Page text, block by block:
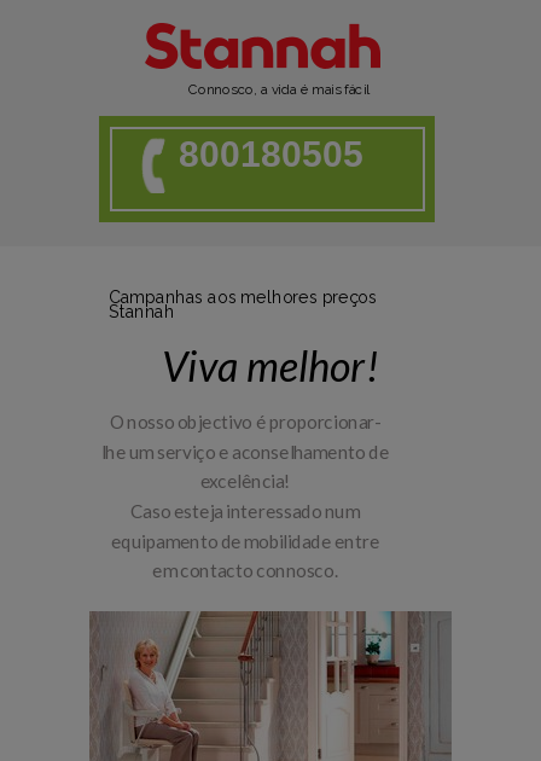
Connosco, a vida é mais fácil
O nosso objectivo é proporcionar-
lhe um serviço e aconselhamento de
excelência!
Caso esteja interessado num
equipamento de mobilidade entre
em contacto connosco.
Viva melhor!
Campanhas aos melhores preços
Stannah
800180505